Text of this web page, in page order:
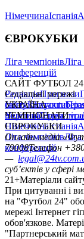
НімеччинаІспанія
ЄВРОКУБКИ
Ліга чемпіонів
конференцій
САЙТ ФУТБОЛ 24
РедакціяПрогнози
сайтуКонтакти
політикаСтруктура
Соціальні мережі
facebookxyoutube
УКРАЇНА
УкраїнаПерша ліга
ЧЕМПІОНАТИ
НімеччинаІспанія
ЄВРОКУБКИ
Ліга чемпіонів
конференцій
Онлайн-медіа
79008Телефон
—
суб’єктів у сфері
21+Матеріали
При цитуванні і
на "Футбол 24"
мережі Інтернет
обов'язкове.
"Партнерський